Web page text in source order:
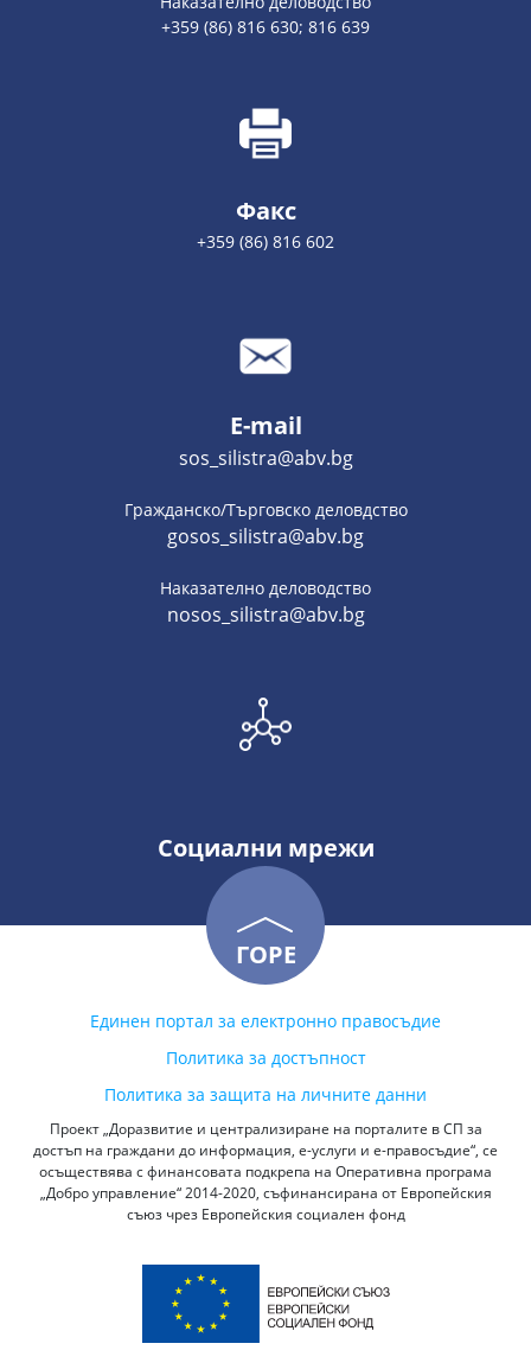
+359 (86) 816 630; 816 639
Факс
+359 (86) 816 602
E-mail
sos_silistra@abv.bg
Гражданско/Търговско деловдство
gosos_silistra@abv.bg
Наказателно деловодство
nosos_silistra@abv.bg
Социални мрежи
ГОРЕ
Единен портал за електронно правосъдие
Политика за достъпност
Политика за защита на личните данни
Проект „Доразвитие и централизиране на порталите в СП за
достъп на граждани до информация, е-услуги и е-правосъдие“, се
осъществява с финансовата подкрепа на Оперативна програма
„Добро управление“ 2014-2020, съфинансирана от Европейския
съюз чрез Европейския социален фонд